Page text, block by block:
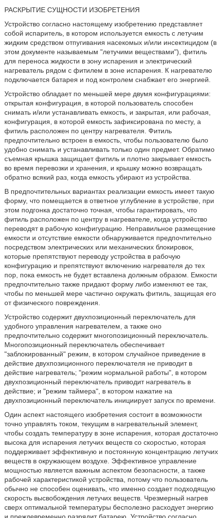
РАСКРЫТИЕ СУЩНОСТИ ИЗОБРЕТЕНИЯ
Устройство согласно настоящему изобретению представляет
собой испаритель, в котором используется емкость с летучим
жидким средством отпугивания насекомых и/или инсектицидом (в
этом документе называемым "летучими веществами"), фитиль
для переноса жидкости в зону испарения и электрический
нагреватель рядом с фитилем в зоне испарения. К нагревателю
подключается батарея и под контролем снабжает его энергией.
Устройство обладает по меньшей мере двумя конфигурациями:
открытая конфигурация, в которой пользователь способен
снимать и/или устанавливать емкость, и закрытая, или рабочая,
конфигурация, в которой емкость зафиксирована по месту, а
фитиль расположен по центру нагревателя. Фитиль
предпочтительно встроен в емкость, чтобы пользователю было
удобно снимать и устанавливать только один предмет. Обратимо
съемная крышка защищает фитиль и плотно закрывает емкость
во время перевозки и хранения, и крышку можно возвращать
обратно всякий раз, когда емкость убирают из устройства.
В предпочтительных вариантах реализации емкость имеет такую
форму, что помещается в ответное углубление в устройстве, при
этом подгонка достаточно точная, чтобы гарантировать, что
фитиль расположен по центру в нагревателе, когда устройство
переводят в рабочую конфигурацию. Неправильное размещение
емкости и отсутствие емкости обнаруживается предпочтительно
посредством электрических или механических блокировок,
которые препятствуют переводу устройства в рабочую
конфигурацию и препятствуют включению нагревателя до тех
пор, пока емкость не будет вставлена должным образом. Емкости
предпочтительно также придают форму либо изменяют ее так,
чтобы по меньшей мере частично окружать фитиль, защищая его
от физического повреждения.
Устройство содержит двухпозиционный переключатель для
удобного управления нагревателем, а также оно
предпочтительно содержит многопозиционный переключатель.
Многопозиционный переключатель обеспечивает
"заблокированный" режим, в котором случайное приведение в
действие двухпозиционного переключателя не приводит в
действие нагреватель; "режим нормальной работы", в котором
двухпозиционный переключатель приводит нагреватель в
действие; и "режим таймера", в котором нажатие на
двухпозиционный переключатель инициирует запуск по времени.
Один аспект настоящего изобретения состоит в возможности
точно управлять током, текущим в нагревательный элемент,
чтобы создать температуру в зоне испарения, которая достаточно
высока для испарения летучих веществ со скоростью, которая
поддерживает эффективную и постоянную концентрацию летучих
веществ в окружающем воздухе. Эффективное управление
мощностью является важным аспектом безопасности, а также
рабочей характеристикой устройства, потому что пользователь
обычно не способен оценивать, что именно создает подходящую
скорость высвобождения летучих веществ. Чрезмерный нагрев
сверх оптимальной температуры бесполезно расходует энергию
и преждевременно разрядит батарею. Устройство согласно